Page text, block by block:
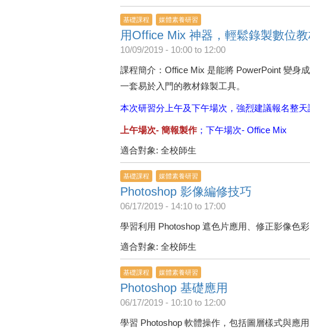
基礎課程 媒體素養研習
用Office Mix 神器，輕鬆錄製數位
10/09/2019 - 10:00 to 12:00
課程簡介：Office Mix 是能將 PowerPoint 變身
一套易於入門的教材錄製工具。
本次研習分上午及下午場次，強烈建議報名整
上午場次- 簡報製作 ；下午場次- Office Mix
適合對象: 全校師生
基礎課程 媒體素養研習
Photoshop 影像編修技巧
06/17/2019 - 14:10 to 17:00
學習利用 Photoshop 遮色片應用、修正影像色
適合對象: 全校師生
基礎課程 媒體素養研習
Photoshop 基礎應用
06/17/2019 - 10:10 to 12:00
學習 Photoshop 軟體操作，包括圖層樣式與應用